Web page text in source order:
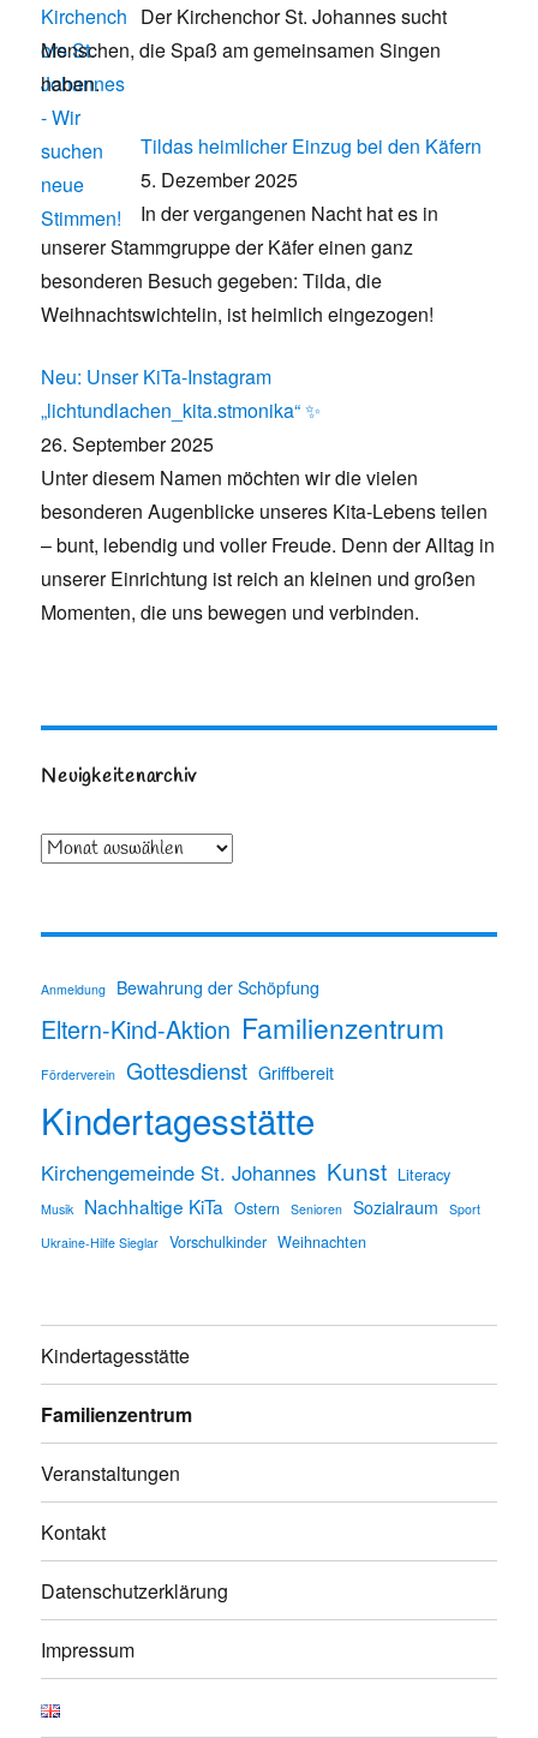
Der Kirchenchor St. Johannes sucht
Menschen, die Spaß am gemeinsamen Singen
haben.
Tildas heimlicher Einzug bei den Käfern
5. Dezember 2025
In der vergangenen Nacht hat es in
unserer Stammgruppe der Käfer einen ganz
besonderen Besuch gegeben: Tilda, die
Weihnachtswichtelin, ist heimlich eingezogen!
Neu: Unser KiTa-Instagram
„lichtundlachen_kita.stmonika“ ✨
26. September 2025
Unter diesem Namen möchten wir die vielen
besonderen Augenblicke unseres Kita-Lebens teilen
– bunt, lebendig und voller Freude. Denn der Alltag in
unserer Einrichtung ist reich an kleinen und großen
Momenten, die uns bewegen und verbinden.
Neuigkeitenarchiv
Archiv
Anmeldung Bewahrung der Schöpfung
Eltern-Kind-Aktion Familienzentrum
Förderverein Gottesdienst Griffbereit
Kindertagesstätte
Kirchengemeinde St. Johannes Kunst Literacy
Musik Nachhaltige KiTa Ostern Senioren Sozialraum
Sport
Ukraine-Hilfe Sieglar
Vorschulkinder Weihnachten
Kindertagesstätte
Familienzentrum
Veranstaltungen
Kontakt
Datenschutzerklärung
Impressum